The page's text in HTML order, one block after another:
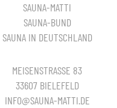
SAUNA-MATTI
SAUNA-BUND
SAUNA IN DEUTSCHLAND
MEISENSTRASSE 83
33607 BIELEFELD
INFO@SAUNA-MATTI.DE